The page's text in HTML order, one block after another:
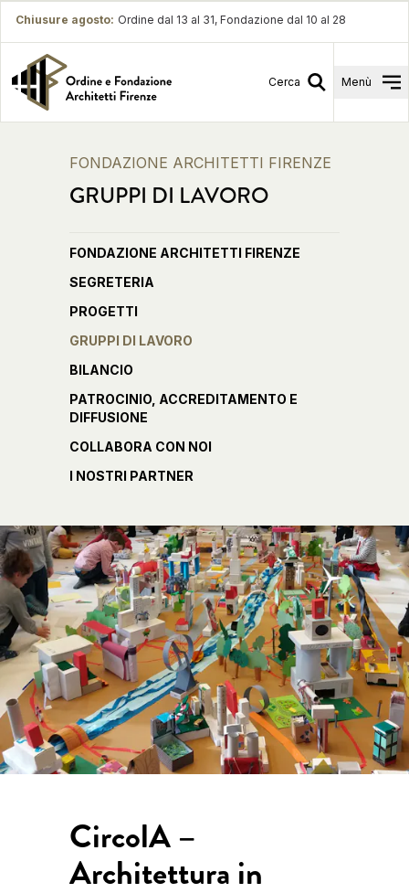
Chiusure agosto: Ordine dal 13 al 31, Fondazione dal 10 al 28
Cerca Menù
FONDAZIONE ARCHITETTI FIRENZE
GRUPPI DI LAVORO
FONDAZIONE ARCHITETTI FIRENZE
SEGRETERIA
PROGETTI
GRUPPI DI LAVORO
BILANCIO
PATROCINIO, ACCREDITAMENTO E
DIFFUSIONE
COLLABORA CON NOI
I NOSTRI PARTNER
CircolA –
Architettura in